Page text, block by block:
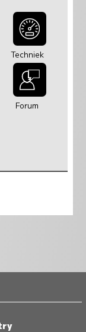
Techniek
Forum